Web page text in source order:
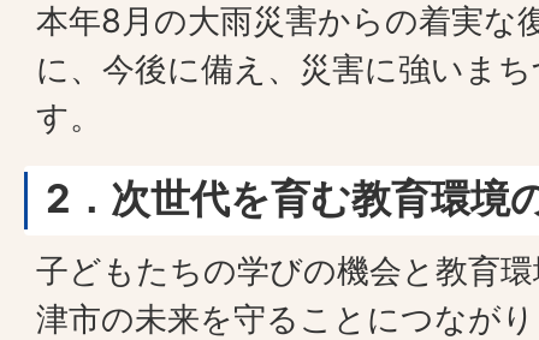
本年8月の大雨災害からの着実な
に、今後に備え、災害に強いま
す。
2 ．次世代を育む教育環境
子どもたちの学びの機会と教育
津市の未来を守ることにつなが